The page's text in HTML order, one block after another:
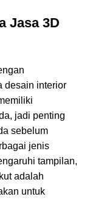
Jasa 3D
desain interior
jadi penting
sebelum
jenis
tampilan,
adalah
untuk